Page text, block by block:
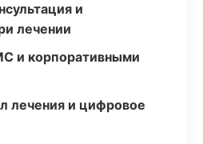
и
лечении
и корпоративными
лечения и цифровое